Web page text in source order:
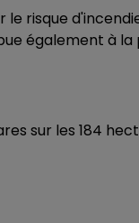
risque
également à
sur les 184